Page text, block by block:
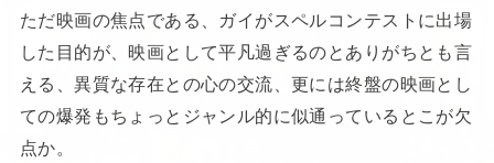
ただ映画の焦点である、ガイがスペルコンテストに出場
した目的が、映画として平凡過ぎるのとありがちとも言
える、異質な存在との心の交流、更には終盤の映画とし
ての爆発もちょっとジャンル的に似通っているとこが欠
点か。